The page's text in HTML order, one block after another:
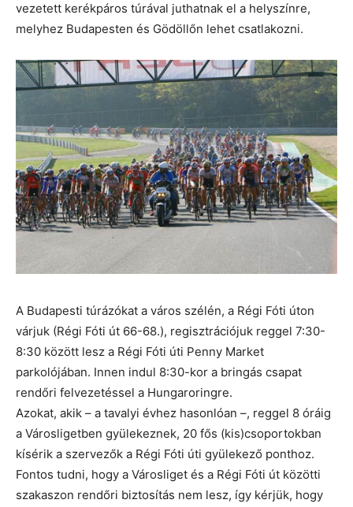
vezetett kerékpáros túrával juthatnak el a helyszínre,
melyhez Budapesten és Gödöllőn lehet csatlakozni.
A Budapesti túrázókat a város szélén, a Régi Fóti úton
várjuk (Régi Fóti út 66-68.), regisztrációjuk reggel 7:30-
8:30 között lesz a Régi Fóti úti Penny Market
parkolójában. Innen indul 8:30-kor a bringás csapat
rendőri felvezetéssel a Hungaroringre.
Azokat, akik – a tavalyi évhez hasonlóan –, reggel 8 óráig
a Városligetben gyülekeznek, 20 fős (kis)csoportokban
kísérik a szervezők a Régi Fóti úti gyülekező ponthoz.
Fontos tudni, hogy a Városliget és a Régi Fóti út közötti
szakaszon rendőri biztosítás nem lesz, így kérjük, hogy